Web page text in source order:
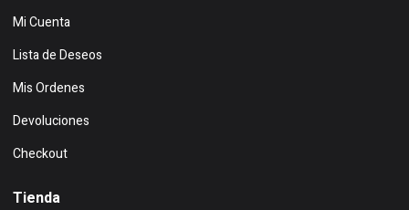
Mi Cuenta
Lista de Deseos
Mis Ordenes
Devoluciones
Checkout
Tienda